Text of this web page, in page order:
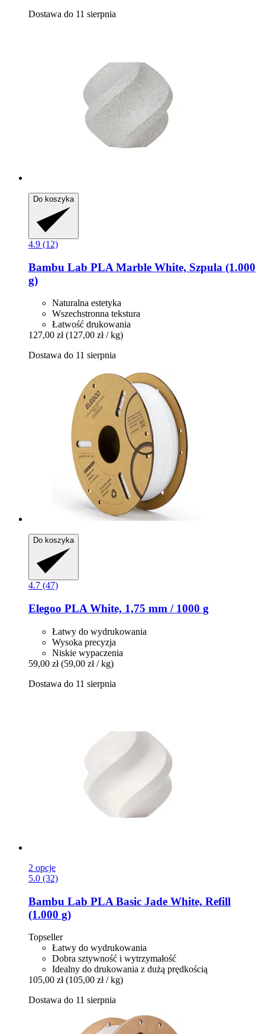
Dostawa do 11 sierpnia
Do koszyka
4.9 (12)
Bambu Lab PLA Marble White, Szpula (1.000
g)
Naturalna estetyka
Wszechstronna tekstura
Łatwość drukowania
127,00 zł (127,00 zł / kg)
Dostawa do 11 sierpnia
Do koszyka
4.7 (47)
Elegoo PLA White, 1,75 mm / 1000 g
Łatwy do wydrukowania
Wysoka precyzja
Niskie wypaczenia
59,00 zł (59,00 zł / kg)
Dostawa do 11 sierpnia
2 opcje
5.0 (32)
Bambu Lab PLA Basic Jade White, Refill
(1.000 g)
Topseller
Łatwy do wydrukowania
Dobra sztywność i wytrzymałość
Idealny do drukowania z dużą prędkością
105,00 zł (105,00 zł / kg)
Dostawa do 11 sierpnia